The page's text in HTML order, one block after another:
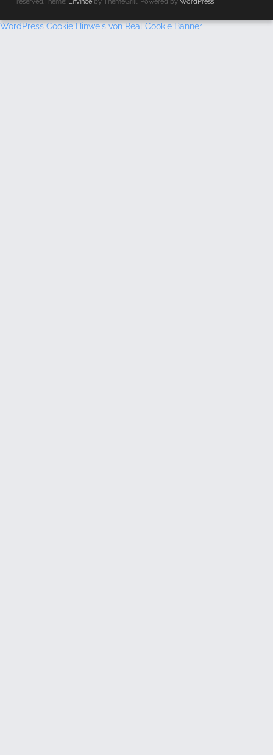
reserved.Theme: Envince by ThemeGrill. Powered by WordPress
WordPress Cookie Hinweis von Real Cookie Banner